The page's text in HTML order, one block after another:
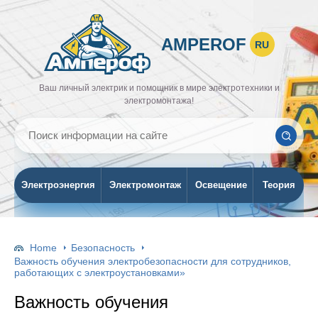
AMPEROF RU
Ваш личный электрик и помощник в мире электротехники и
электромонтажа!
Электроэнергия Электромонтаж Освещение Теория
Home
Безопасность
Важность обучения электробезопасности для сотрудников,
работающих с электроустановками»
Важность обучения